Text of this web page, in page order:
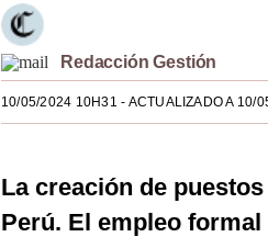
Redacción Gestión
10/05/2024 10H31 - ACTUALIZADO A 10/
La creación de
Perú. El empleo